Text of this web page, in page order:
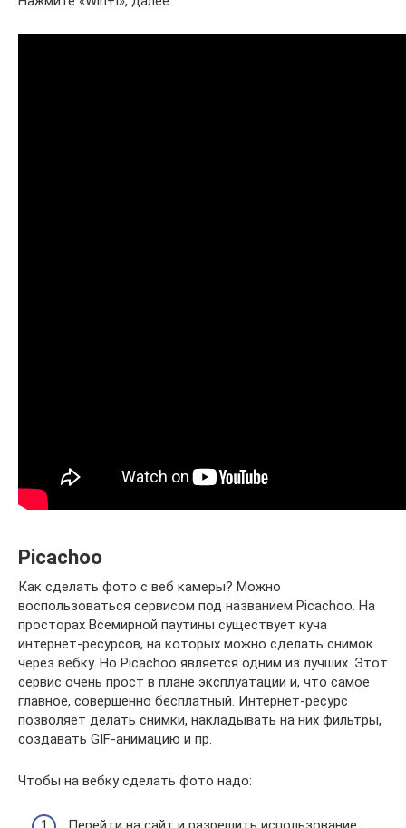
Picachoo
Как сделать фото с веб камеры? Можно
воспользоваться сервисом под названием Picachoo. На
просторах Всемирной паутины существует куча
интернет-ресурсов, на которых можно сделать снимок
через вебку. Но Picachoo является одним из лучших. Этот
сервис очень прост в плане эксплуатации и, что самое
главное, совершенно бесплатный. Интернет-ресурс
позволяет делать снимки, накладывать на них фильтры,
создавать GIF-анимацию и пр.
Чтобы на вебку сделать фото надо: